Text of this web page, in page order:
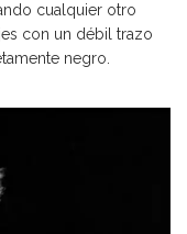
cualquier otro
con un débil trazo
negro.